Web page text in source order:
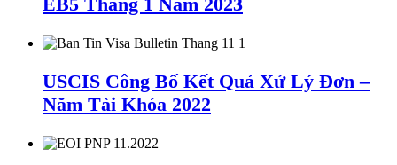
USCIS Công Bố Kết Quả Xử Lý Đơn –
Năm Tài Khóa 2022